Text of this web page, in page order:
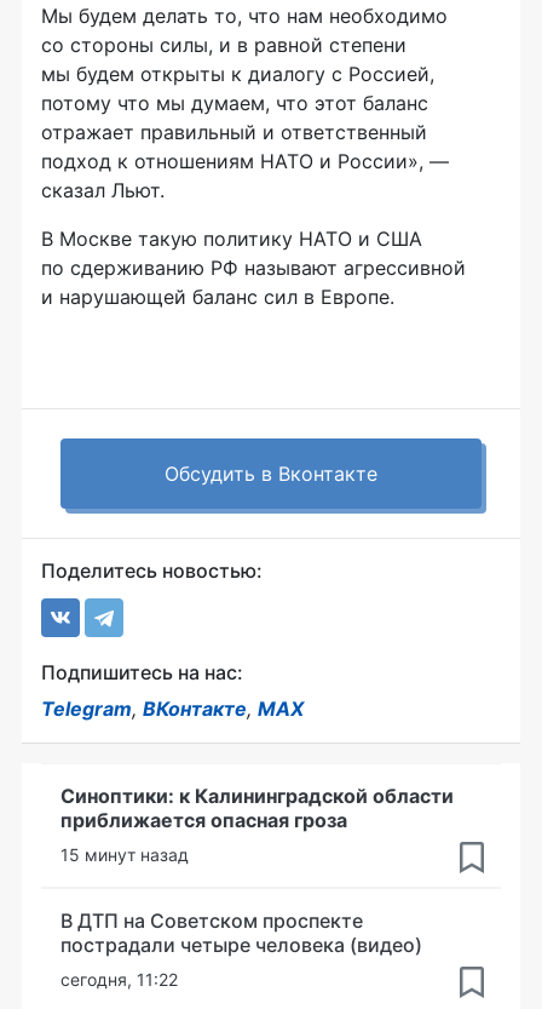
Мы будем делать то, что нам необходимо
со стороны силы, и в равной степени
мы будем открыты к диалогу с Россией,
потому что мы думаем, что этот баланс
отражает правильный и ответственный
подход к отношениям НАТО и России», —
сказал Льют.
В Москве такую политику НАТО и США
по сдерживанию РФ называют агрессивной
и нарушающей баланс сил в Европе.
Обсудить в Вконтакте
Поделитесь новостью:
Подпишитесь на нас:
Telegram, ВКонтакте, MAX
Синоптики: к Калининградской области
приближается опасная гроза
15 минут назад
В ДТП на Советском проспекте
пострадали четыре человека (видео)
сегодня, 11:22